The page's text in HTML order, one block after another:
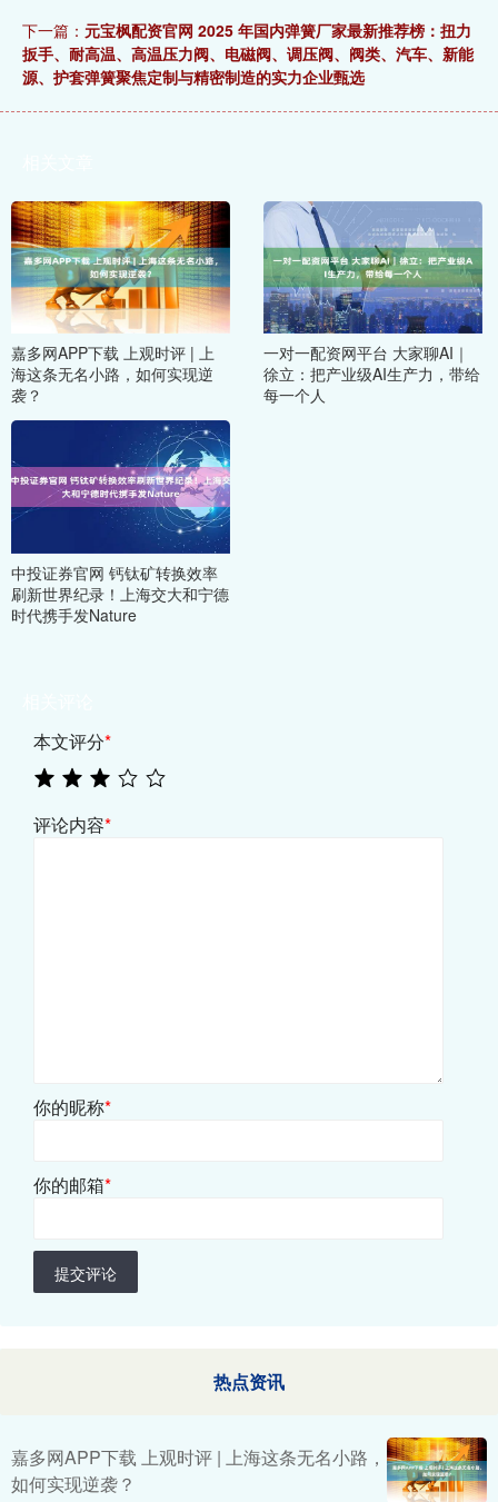
下一篇： 元宝枫配资官网 2025 年国内弹簧厂家最新推荐榜：扭力
扳手、耐高温、高温压力阀、电磁阀、调压阀、阀类、汽车、新能
源、护套弹簧聚焦定制与精密制造的实力企业甄选
嘉多网APP下载 上观时评 | 上
海这条无名小路，如何实现逆
袭？
一对一配资网平台 大家聊AI｜
徐立：把产业级AI生产力，带给
每一个人
中投证券官网 钙钛矿转换效率
刷新世界纪录！上海交大和宁德
时代携手发Nature
本文评分*
评论内容*
你的昵称*
你的邮箱*
提交评论
热点资讯
嘉多网APP下载 上观时评 | 上海这条无名小路，
如何实现逆袭？